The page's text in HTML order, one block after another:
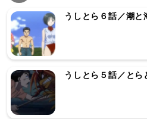
うしとら６話／潮と
うしとら５話／とら